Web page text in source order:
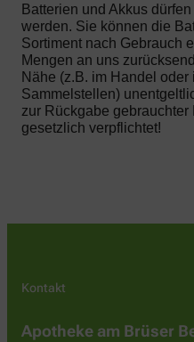
Batterien und Akkus
werden. Sie können die
Sortiment nach Gebrauch
Mengen an uns
Nähe (z.B. im Handel oder
Sammelstellen)
zur Rückgabe gebrauchter
gesetzlich verpflichtet!
Kontakt
Apotheke am Brüser